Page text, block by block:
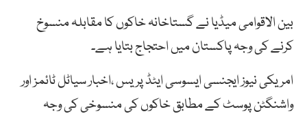
بینالاقوامیمیڈیانےگستاخانہخاکوںکامقابلہمنسوخ
کرنےکیوجہپاکستانمیںاحتجاجبتایاہے۔
امریکینیوزایجنسیایسوسیایٹڈپریس،اخبارسیاٹلٹائمزاور
واشنگٹنپوسٹکےمطابقخاکوںکیمنسوخیکیوجہ